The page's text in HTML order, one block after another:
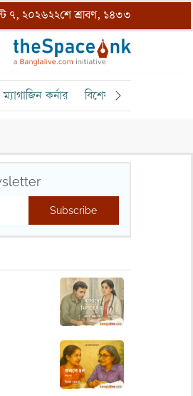
৭, ২০২৬২২শে শ্রাবণ, ১৪৩৩
কর্নার বিশেষ ক্রোড়পত্র
Subscribe